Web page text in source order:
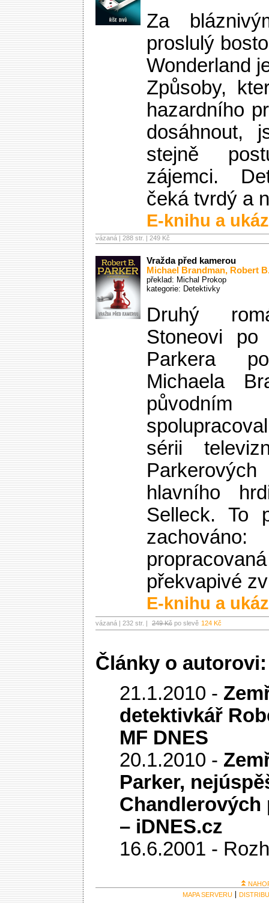
Za
proslulý
Wonderland
Způsoby,
hazardního
dosáhnout,
stejně
zájemci.
čeká tvrdý a
E-knihu a
vázaná | 288 str. | 249 Kč
Vražda před kamerou
Michael Brandman, Robert
překlad: Michal Prokop
kategorie: Detektivky
Druhý
Stoneovi
Parkera
Michaela
sérii
hlavního
Selleck. To
překvapivé
E-knihu a
vázaná | 232 str. | 249 Kč po slevě 124 Kč
Články o autorovi:
21.1.2010 -
detektivkář
MF DNES
20.1.2010 -
Parker,
Chandlerových
– iDNES.cz
16.6.2001 -
MAPA SERVERU